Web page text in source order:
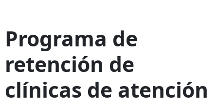
Programa de
retención de
clínicas de atención